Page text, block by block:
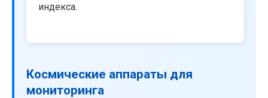
индекса.
Космические аппараты для
мониторинга